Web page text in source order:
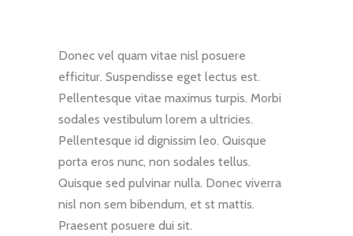
Donec vel quam vitae nisl posuere
efficitur. Suspendisse eget lectus est.
Pellentesque vitae maximus turpis. Morbi
sodales vestibulum lorem a ultricies.
Pellentesque id dignissim leo. Quisque
porta eros nunc, non sodales tellus.
Quisque sed pulvinar nulla. Donec viverra
nisl non sem bibendum, et st mattis.
Praesent posuere dui sit.